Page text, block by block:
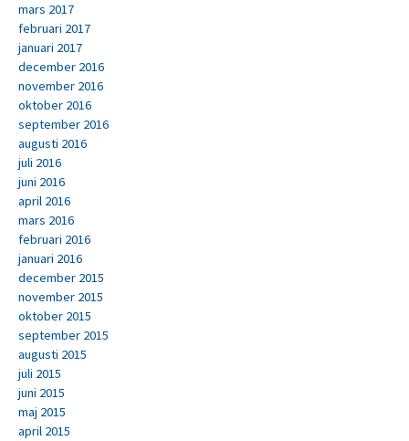
mars 2017
februari 2017
januari 2017
december 2016
november 2016
oktober 2016
september 2016
augusti 2016
juli 2016
juni 2016
april 2016
mars 2016
februari 2016
januari 2016
december 2015
november 2015
oktober 2015
september 2015
augusti 2015
juli 2015
juni 2015
maj 2015
april 2015